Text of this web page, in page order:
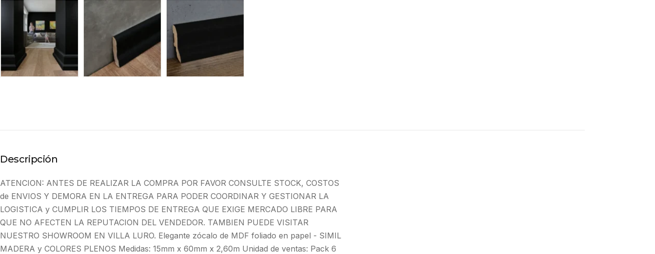
Descripción
ATENCION: ANTES DE REALIZAR LA COMPRA POR FAVOR CONSULTE STOCK, COSTOS
de ENVIOS Y DEMORA EN LA ENTREGA PARA PODER COORDINAR Y GESTIONAR LA
LOGISTICA y CUMPLIR LOS TIEMPOS DE ENTREGA QUE EXIGE MERCADO LIBRE PARA
QUE NO AFECTEN LA REPUTACION DEL VENDEDOR. TAMBIEN PUEDE VISITAR
NUESTRO SHOWROOM EN VILLA LURO. Elegante zócalo de MDF foliado en papel - SIMIL
MADERA y COLORES PLENOS Medidas: 15mm x 60mm x 2,60m Unidad de ventas: Pack 6